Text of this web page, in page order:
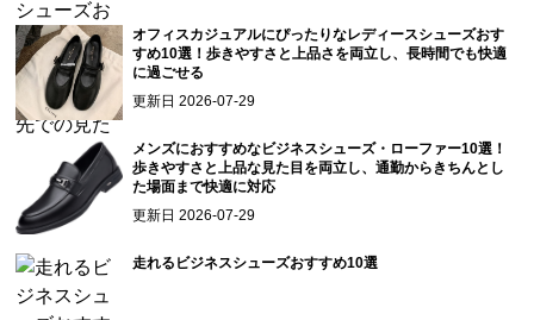
オフィスカジュアルにぴったりなレディースシューズおす
すめ10選！歩きやすさと上品さを両立し、長時間でも快適
に過ごせる
更新日2026-07-29
メンズにおすすめなビジネスシューズ・ローファー10選！
歩きやすさと上品な見た目を両立し、通勤からきちんとし
た場面まで快適に対応
更新日2026-07-29
走れるビジネスシューズおすすめ10選